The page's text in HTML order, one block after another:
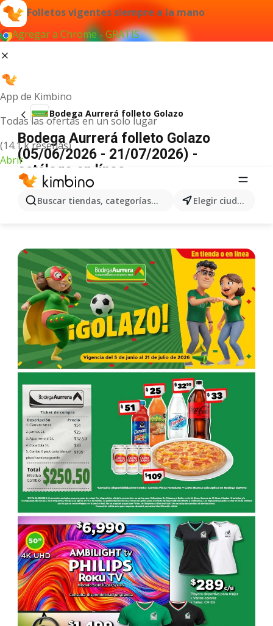
Folletos vigentes siempre a la mano
Agregar a Chrome - GRATIS
App de Kimbino
Todas las ofertas en un solo lugar
(14.1 k reseñas)
Abrir
Buscar tiendas, categorías, productos... Elegir ciudad
Bodega Aurrerá folleto Golazo
Bodega Aurrerá folleto Golazo
(05/06/2026 - 21/07/2026) -
catálogo en línea